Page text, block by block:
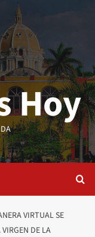
Hoy
VIRTUAL SE
DE LA